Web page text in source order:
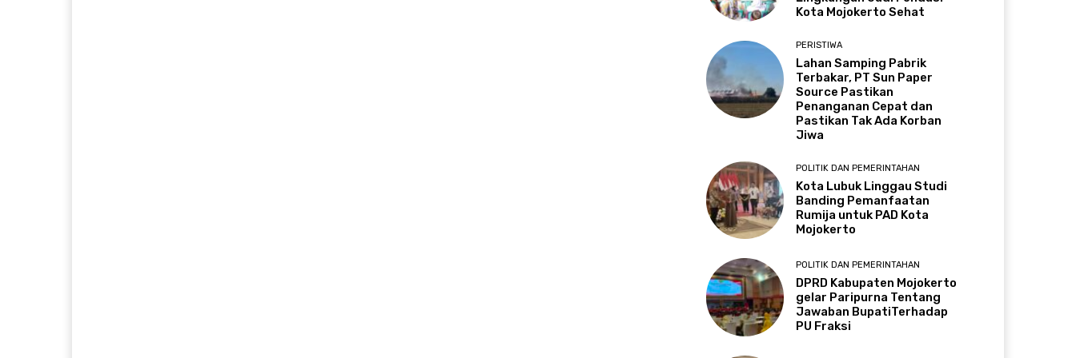
Kota Mojokerto Sehat
PERISTIWA
Lahan Samping Pabrik
Terbakar, PT Sun Paper
Source Pastikan
Penanganan Cepat dan
Pastikan Tak Ada Korban
Jiwa
POLITIK DAN PEMERINTAHAN
Kota Lubuk Linggau Studi
Banding Pemanfaatan
Rumija untuk PAD Kota
Mojokerto
POLITIK DAN PEMERINTAHAN
DPRD Kabupaten Mojokerto
gelar Paripurna Tentang
Jawaban BupatiTerhadap
PU Fraksi